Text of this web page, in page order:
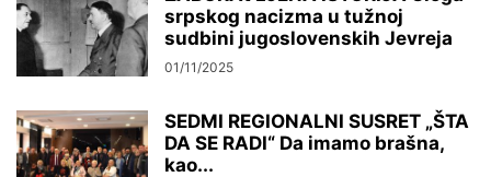
srpskog nacizma u tužnoj
sudbini jugoslovenskih Jevreja
01/11/2025
SEDMI REGIONALNI SUSRET „ŠTA
DA SE RADI“ Da imamo brašna,
kao...